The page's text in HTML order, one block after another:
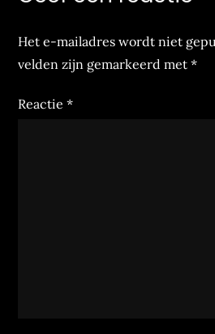
Het e-mailadres wordt niet
velden zijn gemarkeerd met*
Reactie*